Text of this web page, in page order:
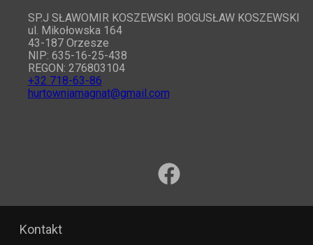
SP.J SŁAWOMIR KOSZEWSKI BOGUSŁAW KOSZEWSKI
ul. Mikołowska 164
43-187 Orzesze
NIP: 635-16-25-438
REGON: 276803104
+32 718-63-86
hurtowniamagnat@gmail.com
Kontakt